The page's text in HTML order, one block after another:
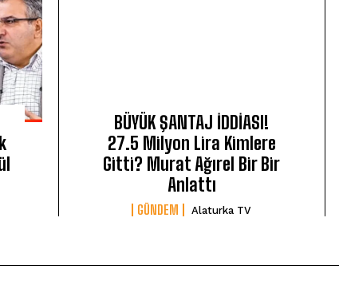
BÜYÜK ŞANTAJ İDDİASI!
27.5 Milyon Lira Kimlere
Gitti? Murat Ağırel Bir Bir
Anlattı
GÜNDEM Alaturka TV